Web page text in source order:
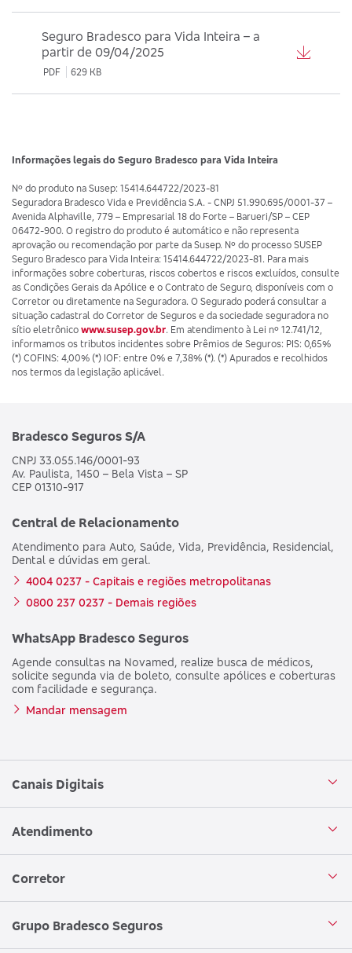
Seguro Bradesco para Vida Inteira – a
partir de 09/04/2025
PDF 629 KB
Informações legais do Seguro Bradesco para Vida Inteira
Nº do produto na Susep: 15414.644722/2023-81
Seguradora Bradesco Vida e Previdência S.A. - CNPJ 51.990.695/0001-37 –
Avenida Alphaville, 779 – Empresarial 18 do Forte – Barueri/SP – CEP
06472-900. O registro do produto é automático e não representa
aprovação ou recomendação por parte da Susep. Nº do processo SUSEP
Seguro Bradesco para Vida Inteira: 15414.644722/2023-81. Para mais
informações sobre coberturas, riscos cobertos e riscos excluídos, consulte
as Condições Gerais da Apólice e o Contrato de Seguro, disponíveis com o
Corretor ou diretamente na Seguradora. O Segurado poderá consultar a
situação cadastral do Corretor de Seguros e da sociedade seguradora no
sítio eletrônico www.susep.gov.br. Em atendimento à Lei nº 12.741/12,
informamos os tributos incidentes sobre Prêmios de Seguros: PIS: 0,65%
(*) COFINS: 4,00% (*) IOF: entre 0% e 7,38% (*). (*) Apurados e recolhidos
nos termos da legislação aplicável.
Bradesco Seguros S/A
CNPJ 33.055.146/0001-93
Av. Paulista, 1450 – Bela Vista – SP
CEP 01310-917
Central de Relacionamento
Atendimento para Auto, Saúde, Vida, Previdência, Residencial,
Dental e dúvidas em geral.
4004 0237 - Capitais e regiões metropolitanas
0800 237 0237 - Demais regiões
WhatsApp Bradesco Seguros
Agende consultas na Novamed, realize busca de médicos,
solicite segunda via de boleto, consulte apólices e coberturas
com facilidade e segurança.
Mandar mensagem
Canais Digitais
Aplicativo Bradesco Seguros
WhatsApp
Atendimento
Central de Atendimento
SAC Bradesco Seguros
Corretor
Seja um corretor
Grupo Bradesco Seguros